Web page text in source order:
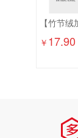
￥ 17.90